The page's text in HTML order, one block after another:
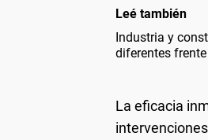
Leé también
Industria y
diferentes
La eficacia